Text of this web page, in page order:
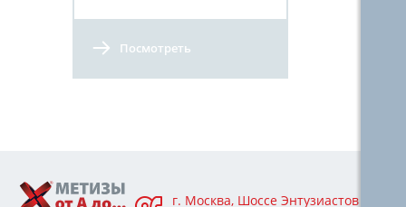
Посмотреть
г. Москва, Шоссе Энтузиастов 76А,